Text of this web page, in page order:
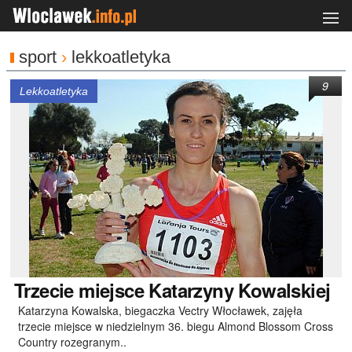
sport › lekkoatletyka
Lekkoatletyka
Trzeciemiejsce Katarzyny Kowalskiej
Katarzyna Kowalska, biegaczka Vectry Włocławek, zajęła
trzecie miejsce w niedzielnym 36. biegu Almond Blossom Cross
Country rozegranym..
9